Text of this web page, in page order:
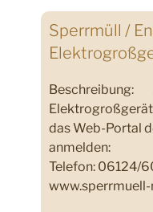
Sperrmüll /
Beschreibung:
das Web-Portal
anmelden:
Telefon: 06124/